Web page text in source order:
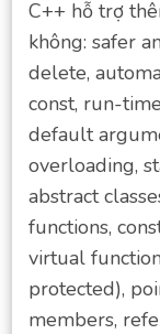
C++ hỗ trợ
không: safer
delete,
const, run-
default
overloading,
abstract
functions,
virtual
protected),
members,